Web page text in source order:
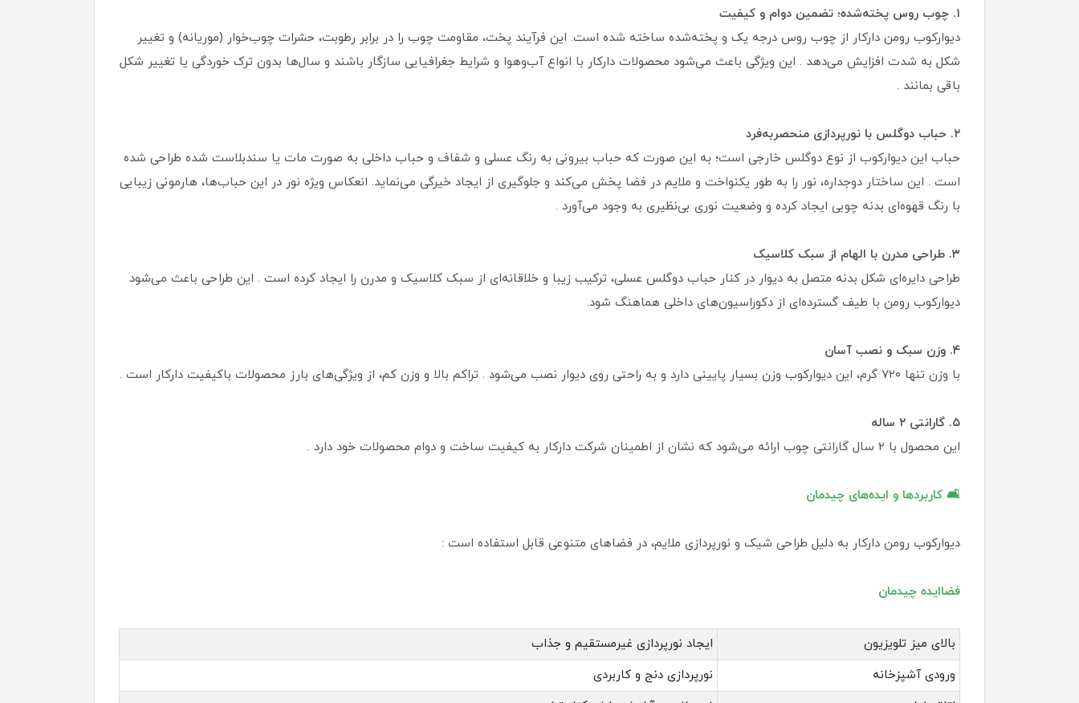
۱. چوب روس پخته‌شده؛ تضمین دوام و کیفیت
دیوارکوب رومن دارکار از چوب روس درجه یک و پخته‌شده ساخته شده است. این فرآیند پخت، مقاومت چوب را در برابر رطوبت، حشرات چوب‌خوار (موریانه) و تغییر
شکل به شدت افزایش می‌دهد . این ویژگی باعث می‌شود محصولات دارکار با انواع آب‌وهوا و شرایط جغرافیایی سازگار باشند و سال‌ها بدون ترک خوردگی یا تغییر شکل
باقی بمانند .
۲. حباب دوگلس با نورپردازی منحصربه‌فرد
حباب این دیوارکوب از نوع دوگلس خارجی است؛ به این صورت که حباب بیرونی به رنگ عسلی و شفاف و حباب داخلی به صورت مات یا سندبلاست شده طراحی شده
است . این ساختار دوجداره، نور را به طور یکنواخت و ملایم در فضا پخش می‌کند و جلو‌گیری از ایجاد خیرگی می‌نماید. انعکاس ویژه نور در این حباب‌ها، هارمونی زیبایی
با رنگ قهوه‌ای بدنه چوبی ایجاد کرده و وضعیت نوری بی‌نظیری به وجود می‌آورد .
۳. طراحی مدرن با الهام از سبک کلاسیک
طراحی دایره‌ای شکل بدنه متصل به دیوار در کنار حباب دوگلس عسلی، ترکیب زیبا و خلاقانه‌ای از سبک کلاسیک و مدرن را ایجاد کرده است . این طراحی باعث می‌شود
دیوارکوب رومن با طیف گسترده‌ای از دکوراسیون‌های داخلی هماهنگ شود.
۴. وزن سبک و نصب آسان
با وزن تنها ۷۲۰ گرم، این دیوارکوب وزن بسیار پایینی دارد و به راحتی روی دیوار نصب می‌شود . تراکم بالا و وزن کم، از ویژگی‌های بارز محصولات باکیفیت دارکار است .
۵. گارانتی ۲ ساله
این محصول با ۲ سال گارانتی چوب ارائه می‌شود که نشان از اطمینان شرکت دارکار به کیفیت ساخت و دوام محصولات خود دارد .
🛋️ کاربردها و ایده‌های چیدمان
دیوارکوب رومن دارکار به دلیل طراحی شیک و نورپردازی ملایم، در فضاهای متنوعی قابل استفاده است :
فضاایده چیدمان
بالای میز تلویزیون
ایجاد نورپردازی غیرمستقیم و جذاب
ورودی آشپزخانه
نورپردازی دنج و کاربردی